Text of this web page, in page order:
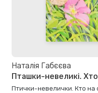
Наталія Габєєва
Пташки-невеликі.
Птички-невелички. Кто на